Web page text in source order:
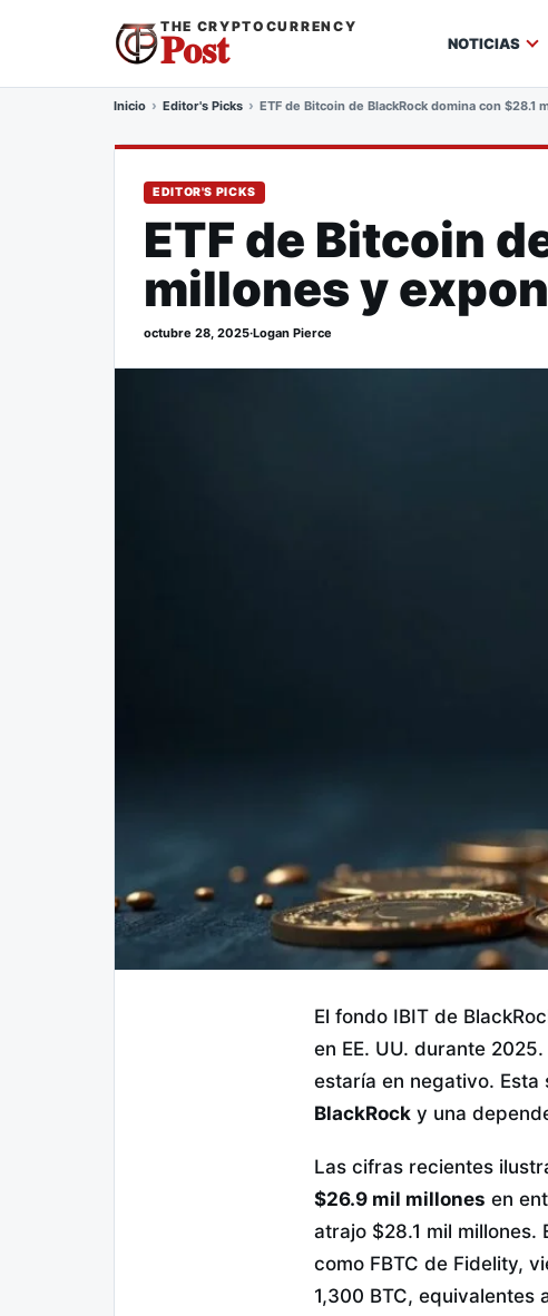
THE CRYPTOCURRENCY
Post NOTICIAS
Inicio Editor's Picks ETF de Bitcoin de BlackRock domina con
EDITOR'S PICKS
ETF de Bitcoin
millones y
octubre 28, 2025·Logan Pierce
El fondo IBIT de
en EE. UU. durante
estaría en negativo.
BlackRock y una
Las cifras recientes
$26.9 mil millones en
atrajo $28.1 mil
como FBTC de Fidelity,
1,300 BTC, equivalentes